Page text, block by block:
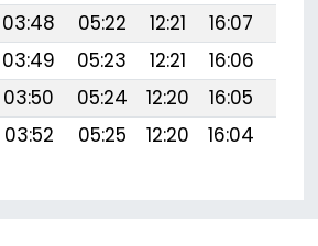
03:48 05:22 12:21 16:07
03:49 05:23 12:21 16:06
03:50 05:24 12:20 16:05
03:52 05:25 12:20 16:04